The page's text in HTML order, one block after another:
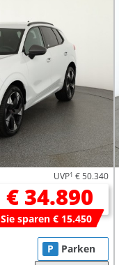
UVP1 € 50.340
€ 34.890
Sie sparen € 15.450
P Parken